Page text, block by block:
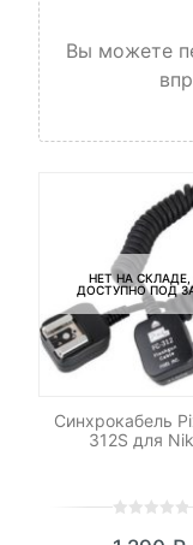
Вы можете
НЕТ НА
ДОСТУПНО ПОД
Синхрокабель
312S для